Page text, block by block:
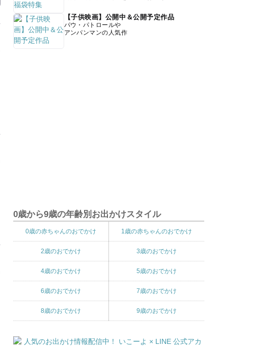
【子供映画】公開中＆公開予定作品
パウ・パトロールや
アンパンマンの人気作
0歳から9歳の年齢別お出かけスタイル
0歳の赤ちゃんのおでかけ 1歳の赤ちゃんのおでかけ
2歳のおでかけ 3歳のおでかけ
4歳のおでかけ 5歳のおでかけ
6歳のおでかけ 7歳のおでかけ
8歳のおでかけ 9歳のおでかけ